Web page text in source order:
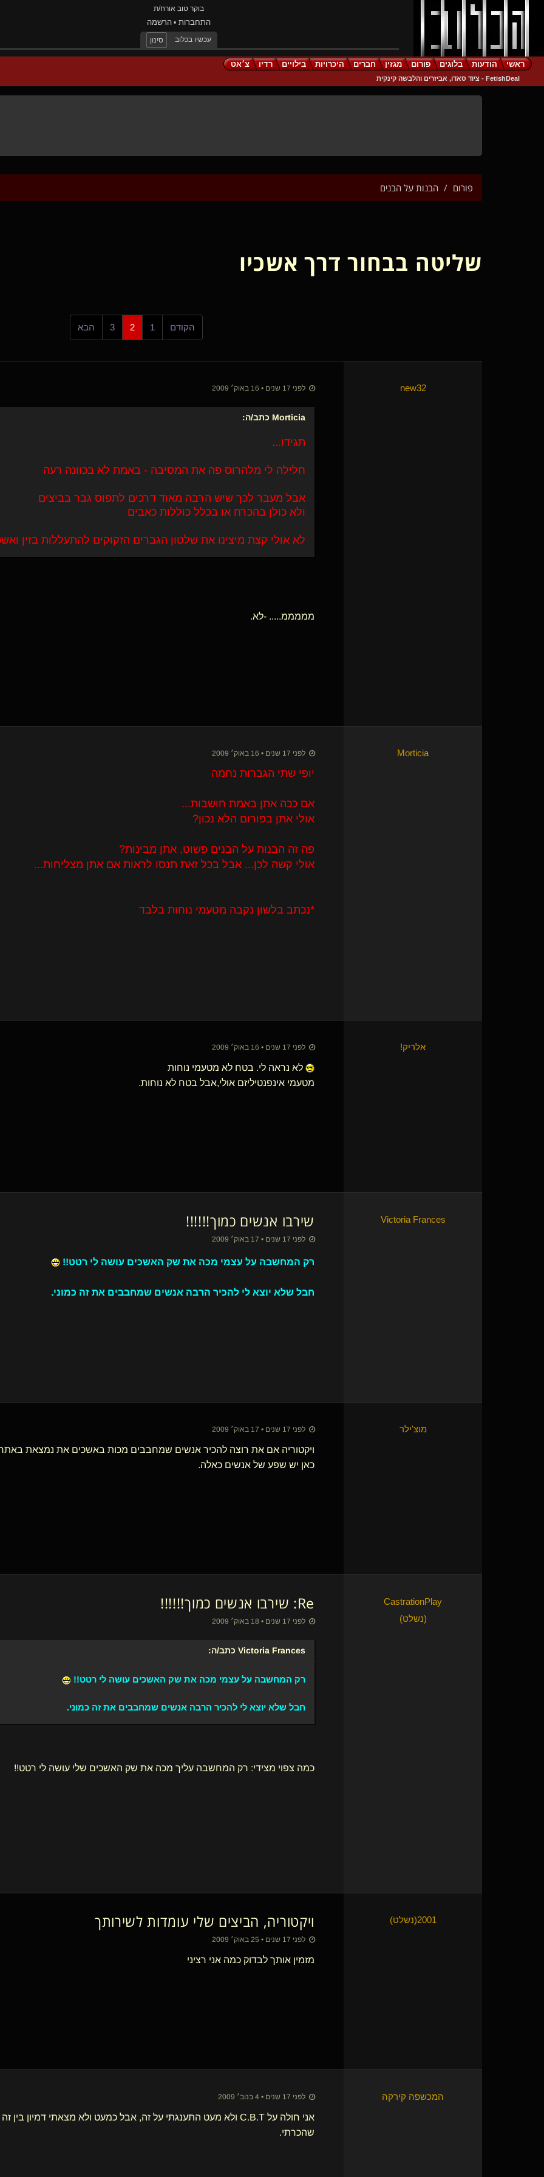
בוקר טוב אורח/ת
התחברות•הרשמה
עכשיו בכלוב סינון
ראשי הודעות בלוגים פורום מגזין חברים היכרויות בילויים רדיו צ׳אט
FetishDeal - ציוד סאדו, אביזרים והלבשה קינקית
פורום הבנות על הבנים
שליטה בבחור דרך אשכיו
הקודם 1
2
3 הבא
new32 לפני 17 שנים • 16 באוק׳ 2009
Morticia כתב/ה:
תגידו...
חלילה לי מלהרוס פה את המסיבה - באמת לא בכוונה רעה
אבל מעבר לכך שיש הרבה מאוד דרכים לתפוס גבר בביצים
ולא כולן בהכרח או בכלל כוללות כאבים
לא אולי קצת מיצינו את שלטון הגברים הזקוקים להתעללות בזין
מממממ..... -לא.
Morticia לפני 17 שנים • 16 באוק׳ 2009
יופי שתי הגברות נחמה
אם ככה אתן באמת חושבות...
אולי אתן בפורום הלא נכון?
פה זה הבנות על הבנים פשוט, אתן מבינות?
אולי קשה לכן... אבל בכל זאת תנסו לראות אם אתן מצליחות...
*נכתב בלשון נקבה מטעמי נוחות בלבד
אלריק! לפני 17 שנים • 16 באוק׳ 2009
לא נראה לי. בטח לא מטעמי נוחות
מטעמי אינפנטיליזם אולי,אבל בטח לא נוחות.
Victoria Frances שירבו אנשים כמוך!!!!!!
לפני 17 שנים • 17 באוק׳ 2009
רק המחשבה על עצמי מכה את שק האשכים עושה לי רטט!!
חבל שלא יוצא לי להכיר הרבה אנשים שמחבבים את זה כמוני.
מוצ'ילר לפני 17 שנים • 17 באוק׳ 2009
ויקטוריה אם את רוצה להכיר אנשים שמחבבים מכות באשכים את נמצאת באתר
כאן יש שפע של אנשים כאלה.
(נשלט)
Re: שירבו אנשים כמוך!!!!!!
לפני 17 שנים • 18 באוק׳ 2009
Victoria Frances כתב/ה:
רק המחשבה על עצמי מכה את שק האשכים עושה לי רטט!!
חבל שלא יוצא לי להכיר הרבה אנשים שמחבבים את זה כמוני.
כמה צפוי מצידי: רק המחשבה עליך מכה את שק האשכים שלי עושה לי רטט!!
2001​(נשלט) ויקטוריה, הביצים שלי עומדות לשירותך
לפני 17 שנים • 25 באוק׳ 2009
מזמין אותך לבדוק כמה אני רציני
המכשפה קירקה לפני 17 שנים • 4 בנוב׳ 2009
שהכרתי.